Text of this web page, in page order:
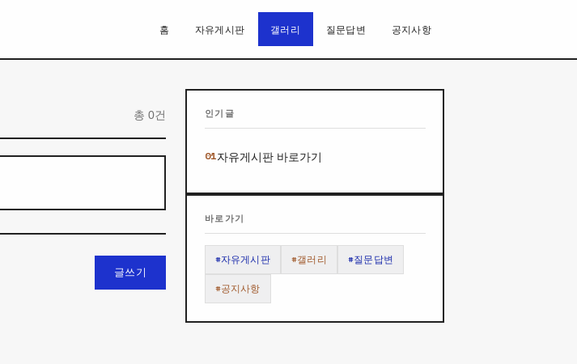
홈 자유게시판 갤러리 질문답변 공지사항
총 0건
글쓰기
인기글
자유게시판 바로가기
바로가기
#자유게시판 #갤러리 #질문답변
#공지사항